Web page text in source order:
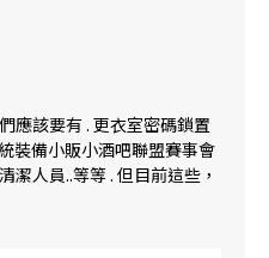
應該要有 . 更衣室密碼鎖置
裝備小販小酒吧聯盟賽事會
潔人員..等等 . 但目前這些，